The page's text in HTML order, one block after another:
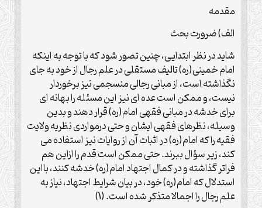
مقدمه
الف) ضرورت بحث
شاید در نظر ابتدایی، چنین تصور شود که با توجه به اینکه
امام خمینی(ره) تالیف مستقلی در علم رجال از خود به جای
نگذاشته است، از مبانی رجالی منسجمی نیز برخوردار
نیست، و ممکن است عده ای نیز این مسئله را بهانه ای
برای خدشه در مبانی فقهی امام(ره) قرار دهند و بدین
وسیله، نظرهای فقهی ایشان و حتی درمواردی نظریه ولایت
فقیه را که امام(ره) در اثبات آن از روایات نیز استفاده می
کند، زیر سؤال ببرند. حتی ممکن است قدم را ازاین هم
فراتر گذاشته و در کمال اجتهاد امام(ره) خدشه کنند، بااین
استدلال که امام(ره) خود، در بیان شرایط اجتهاد، نیاز به
علم رجال را اجمالا متذکر شده است. (1)